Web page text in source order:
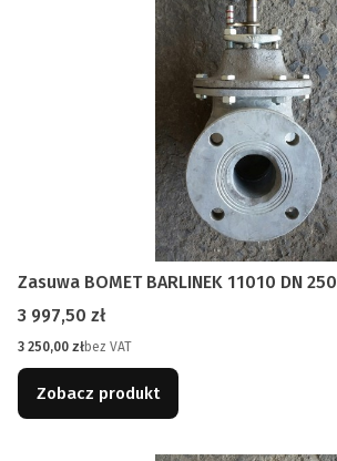
Zasuwa BOMET BARLINEK 11010 DN 250
Cena
3 997,50 zł
Cena
3 250,00 złbez VAT
Zobacz produkt